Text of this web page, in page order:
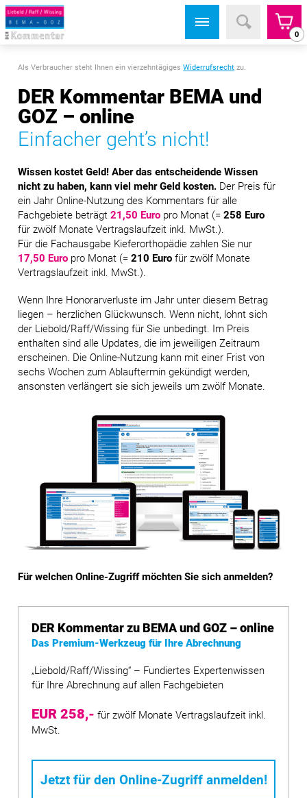
0
Als Verbraucher steht Ihnen ein vierzehntägigesWiderrufsrecht zu.
DER Kommentar BEMA und
GOZ – online
Einfacher geht’s nicht!
Wissen kostet Geld! Aber das entscheidende Wissen
nicht zu haben, kann viel mehr Geld kosten. Der Preis für
ein Jahr Online-Nutzung des Kommentars für alle
Fachgebiete beträgt21,50 Euro pro Monat (=258 Euro
für zwölf Monate Vertragslaufzeit inkl. MwSt.).
Für die Fachausgabe Kieferorthopädie zahlen Sie nur
17,50 Euro pro Monat (=210 Euro für zwölf Monate
Vertragslaufzeit inkl. MwSt.).
Wenn Ihre Honorarverluste im Jahr unter diesem Betrag
liegen – herzlichen Glückwunsch. Wenn nicht, lohnt sich
der Liebold/Raff/Wissing für Sie unbedingt. Im Preis
enthalten sind alle Updates, die im jeweiligen Zeitraum
erscheinen. Die Online-Nutzung kann mit einer Frist von
sechs Wochen zum Ablauftermin gekündigt werden,
ansonsten verlängert sie sich jeweils um zwölf Monate.
Für welchen Online-Zugriff möchten Sie sich anmelden?
DER Kommentar zu BEMA und GOZ – online
Das Premium-Werkzeug für Ihre Abrechnung
„Liebold/Raff/Wissing“ – Fundiertes Expertenwissen
für Ihre Abrechnung auf allen Fachgebieten
EUR 258,- für zwölf Monate Vertragslaufzeit inkl.
MwSt.
Jetzt für den Online-Zugriff anmelden!